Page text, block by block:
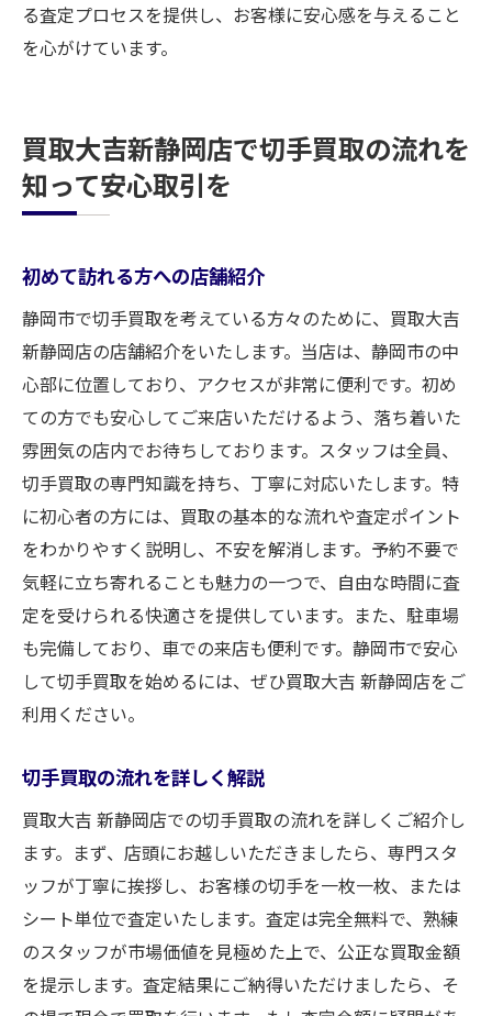
る査定プロセスを提供し、お客様に安心感を与えること
を心がけています。
買取大吉新静岡店で切手買取の流れを
知って安心取引を
初めて訪れる方への店舗紹介
静岡市で切手買取を考えている方々のために、買取大吉
新静岡店の店舗紹介をいたします。当店は、静岡市の中
心部に位置しており、アクセスが非常に便利です。初め
ての方でも安心してご来店いただけるよう、落ち着いた
雰囲気の店内でお待ちしております。スタッフは全員、
切手買取の専門知識を持ち、丁寧に対応いたします。特
に初心者の方には、買取の基本的な流れや査定ポイント
をわかりやすく説明し、不安を解消します。予約不要で
気軽に立ち寄れることも魅力の一つで、自由な時間に査
定を受けられる快適さを提供しています。また、駐車場
も完備しており、車での来店も便利です。静岡市で安心
して切手買取を始めるには、ぜひ買取大吉 新静岡店をご
利用ください。
切手買取の流れを詳しく解説
買取大吉 新静岡店での切手買取の流れを詳しくご紹介し
ます。まず、店頭にお越しいただきましたら、専門スタ
ッフが丁寧に挨拶し、お客様の切手を一枚一枚、または
シート単位で査定いたします。査定は完全無料で、熟練
のスタッフが市場価値を見極めた上で、公正な買取金額
を提示します。査定結果にご納得いただけましたら、そ